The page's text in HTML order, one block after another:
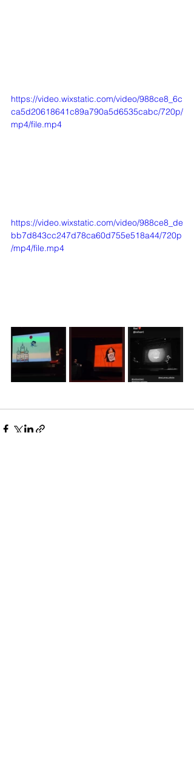
https://video.wixstatic.com/video/988ce8_6c
ca5d20618641c89a790a5d6535cabc/720p/
mp4/file.mp4
https://video.wixstatic.com/video/988ce8_de
bb7d843cc247d78ca60d755e518a44/720p
/mp4/file.mp4